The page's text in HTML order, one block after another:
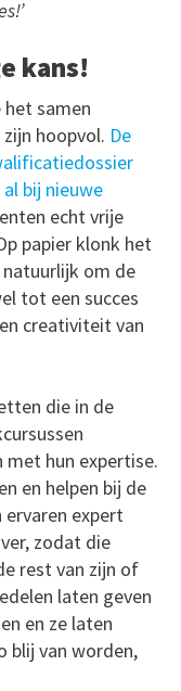
kans!
het samen
hoopvol. De
bij nieuwe
echt vrije
papier klonk het
om de
tot een succes
creativiteit van
die in de
hun expertise.
en helpen bij de
expert
zodat die
rest van zijn of
laten geven
en ze laten
blij van worden,